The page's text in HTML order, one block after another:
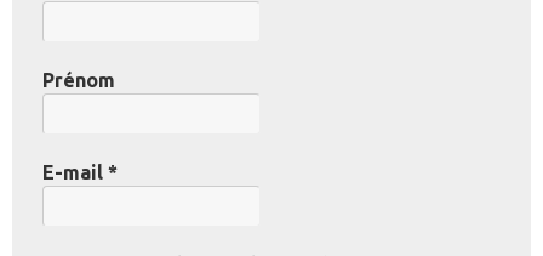
Prénom
E-mail *